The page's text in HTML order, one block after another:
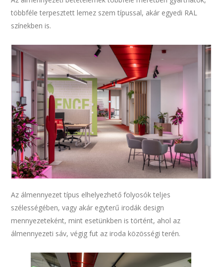
többféle terpesztett lemez szem típussal, akár egyedi RAL
színekben is.
Az álmennyezet típus elhelyezhető folyosók teljes
szélességében, vagy akár egyterű irodák design
mennyezeteként, mint esetünkben is történt, ahol az
álmennyezeti sáv, végig fut az iroda közösségi terén.